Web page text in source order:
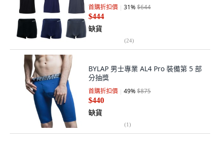
首購折扣價 31%$644
$444
缺貨
(24)
BYLAP 男士專業 AL4 Pro 裝備第 5 部
分抽獎
首購折扣價 49%$875
$440
缺貨
(1)